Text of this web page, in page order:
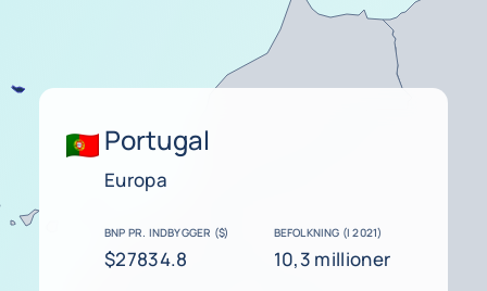
Portugal
Europa
BNP PR. INDBYGGER ($)
$27834.8
BEFOLKNING (I 2021)
10,3 millioner